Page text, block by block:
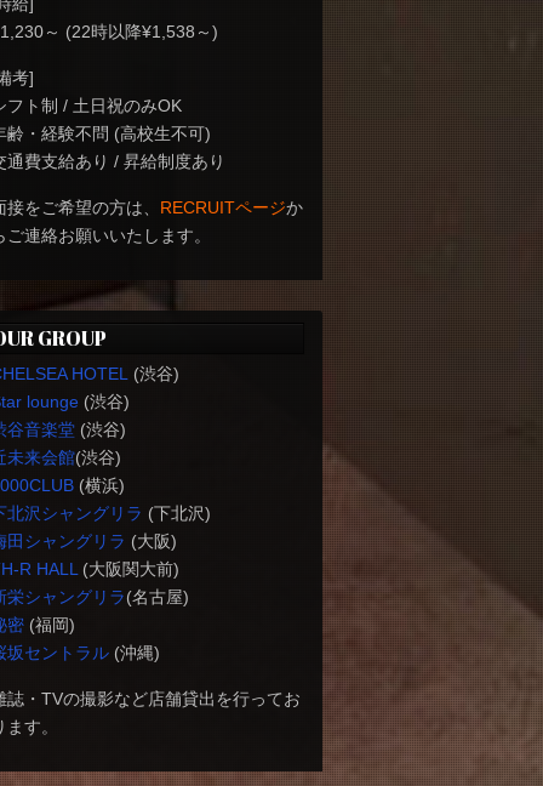
～ (22時以降¥1,538～)
考]
フト制 / 土日祝のみOK
齢・経験不問 (高校生不可)
通費支給あり / 昇給制度あり
接をご希望の方は、 RECRUITページか
ご連絡お願いいたします。
GROUP
HOTEL
(渋谷)
lounge(渋谷)
谷音楽堂(渋谷)
未来会館(渋谷)
(横浜)
北沢シャングリラ (下北沢)
田シャングリラ (大阪)
R HALL (大阪関大前)
栄シャングリラ(名古屋)
密(福岡)
坂セントラル(沖縄)
誌・TVの撮影など店舗貸出を行ってお
ます。